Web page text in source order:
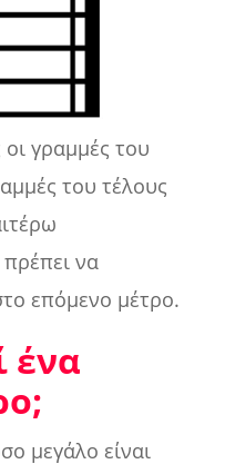
γραμμές του
του τέλους
να
επόμενο μέτρο.
ένα
μεγάλο είναι